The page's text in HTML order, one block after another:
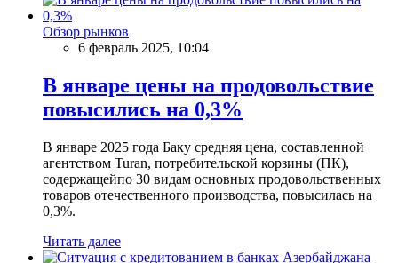
Обзор рынков
6 февраль 2025, 10:04
В январе цены на продовольствие
повысились на 0,3%
В январе 2025 года Баку средняя цена, составленной
агентством Turan, потребительской корзины (ПК),
содержащейпо 30 видам основных продовольственных
товаров отечественного производства, повысилась на
0,3%.
Читать далее